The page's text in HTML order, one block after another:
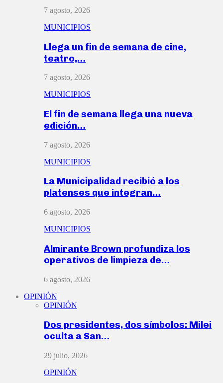
7 agosto, 2026
MUNICIPIOS
Llega un fin de semana de cine,
teatro,…
7 agosto, 2026
MUNICIPIOS
El fin de semana llega una nueva
edición…
7 agosto, 2026
MUNICIPIOS
La Municipalidad recibió a los
platenses que integran…
6 agosto, 2026
MUNICIPIOS
Almirante Brown profundiza los
operativos de limpieza de…
6 agosto, 2026
OPINIÓN
OPINIÓN
Dos presidentes, dos símbolos: Milei
oculta a San…
29 julio, 2026
OPINIÓN